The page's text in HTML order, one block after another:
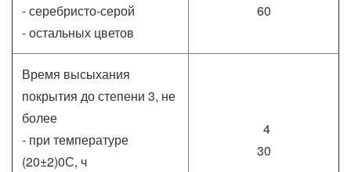
- серебристо-серой
- остальных цветов
60
Время высыхания
покрытия до степени 3, не
более
- при температуре
(20±2)0С, ч
4
30